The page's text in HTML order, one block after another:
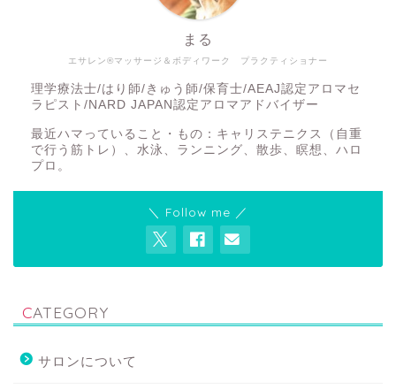
エサレン®マッサージ＆ボディワーク プラクティショナー
まる
理学療法士/はり師/きゅう師/保育士/AEAJ認定アロマセ
ラピスト/NARD JAPAN認定アロマアドバイザー
最近ハマっていること・もの：キャリステニクス（自重
で行う筋トレ）、水泳、ランニング、散歩、瞑想、ハロ
プロ。
＼ Follow me ／
CATEGORY
サロンについて